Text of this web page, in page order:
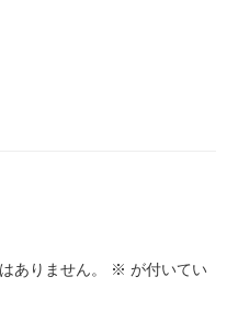
ありません。 ※ が付いてい